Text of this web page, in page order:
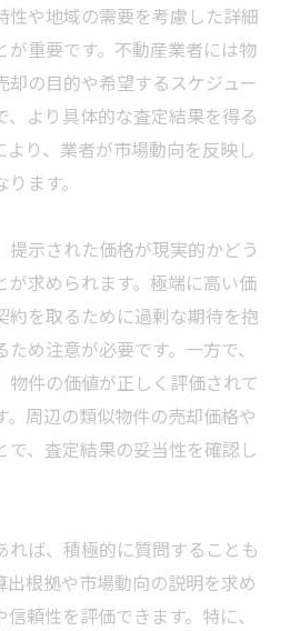
性や地域の需要を考慮した詳細
が重要です。不動産業者には物
却の目的や希望するスケジュー
、より具体的な査定結果を得る
より、業者が市場動向を反映し
ます。
提示された価格が現実的かどう
が求められます。極端に高い価
約を取るために過剰な期待を抱
め注意が必要です。一方で、
物件の価値が正しく評価されて
。周辺の類似物件の売却価格や
で、査定結果の妥当性を確認し
れば、積極的に質問することも
根拠や市場動向の説明を求め
頼性を評価できます。特に、